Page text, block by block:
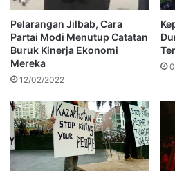
Pelarangan Jilbab, Cara
Partai Modi Menutup Catatan
Buruk Kinerja Ekonomi
Mereka
12/02/2022